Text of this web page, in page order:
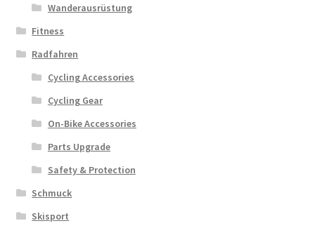
Wanderausrüstung
Fitness
Radfahren
Cycling Accessories
Cycling Gear
On-Bike Accessories
Parts Upgrade
Safety & Protection
Schmuck
Skisport